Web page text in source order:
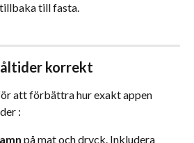
till fasta.
korrekt
att förbättra hur exakt appen
:
på mat och dryck. Inkludera